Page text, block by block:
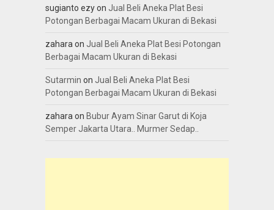
sugianto ezyon Jual Beli Aneka Plat Besi
Potongan Berbagai Macam Ukuran di Bekasi
zahara on Jual Beli Aneka Plat Besi Potongan
Berbagai Macam Ukuran di Bekasi
Sutarmin on Jual Beli Aneka Plat Besi
Potongan Berbagai Macam Ukuran di Bekasi
zahara on Bubur Ayam Sinar Garut di Koja
Semper Jakarta Utara.. Murmer Sedap..